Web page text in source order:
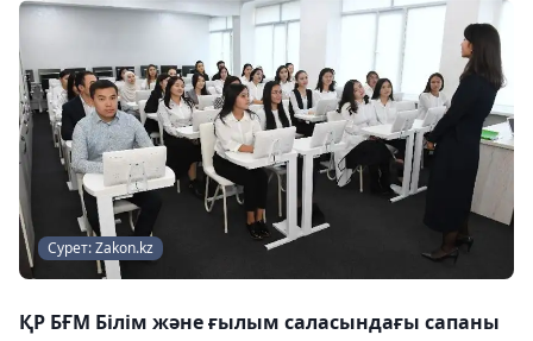
Сурет: Zakon.kz
ҚР БҒМ Білім және ғылым саласындағы сапаны